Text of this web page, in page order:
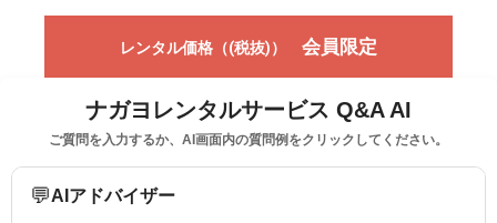
レンタル価格（(税抜)） 会員限定
ナガヨレンタルサービス Q&A AI
ご質問を入力するか、AI画面内の質問例をクリックしてください。
💬AIアドバイザー